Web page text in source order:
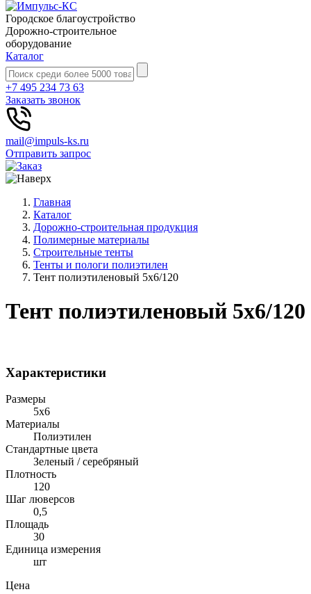
Городское благоустройство
Дорожно-строительное
оборудование
Каталог
+7 495 234 73 63
Заказать звонок
mail@impuls-ks.ru
Отправить запрос
Главная
Каталог
Дорожно-строительная продукция
Полимерные материалы
Строительные тенты
Тенты и пологи полиэтилен
Тент полиэтиленовый 5х6/120
Тент полиэтиленовый 5х6/120
Характеристики
Размеры
5х6
Материалы
Полиэтилен
Стандартные цвета
Зеленый / серебряный
Плотность
120
Шаг люверсов
0,5
Площадь
30
Единица измерения
шт
Цена